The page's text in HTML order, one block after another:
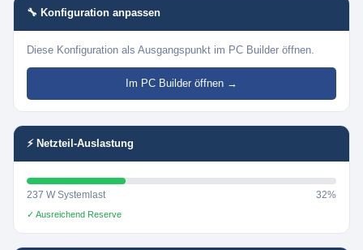
🔧 Konfiguration anpassen
Diese Konfiguration als Ausgangspunkt im PC Builder öffnen.
Im PC Builder öffnen →
⚡ Netzteil-Auslastung
237 W Systemlast 32%
✓ Ausreichend Reserve